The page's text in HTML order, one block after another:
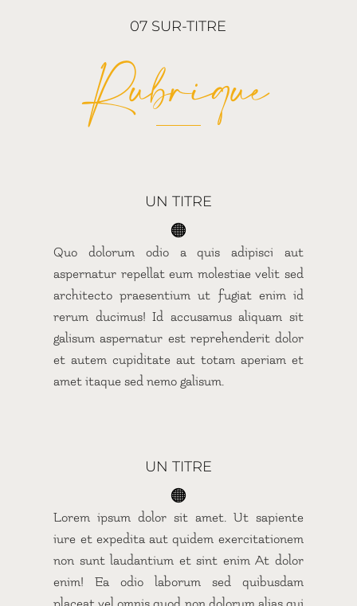
07 SUR-TITRE
Rubrique
UN TITRE
🟠
Quo dolorum odio a quis adipisci aut
aspernatur repellat eum molestiae velit sed
architecto praesentium ut fugiat enim id
rerum ducimus! Id accusamus aliquam sit
galisum aspernatur est reprehenderit dolor
et autem cupiditate aut totam aperiam et
amet itaque sed nemo galisum.
UN TITRE
🟠
Lorem ipsum dolor sit amet. Ut sapiente
iure et expedita aut quidem exercitationem
non sunt laudantium et sint enim At dolor
enim! Ea odio laborum sed quibusdam